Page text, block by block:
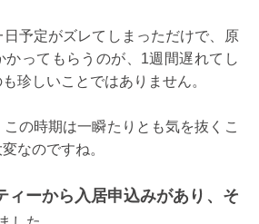
予定がズレてしまっただけで、原
かってもらうのが、1週間遅れてし
珍しいことではありません。
の時期は一瞬たりとも気を抜くこ
なのですね。
ィーから入居申込みがあり、そ